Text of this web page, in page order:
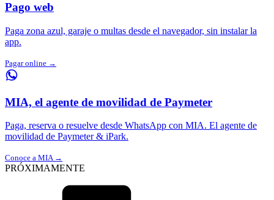
Pago web
Paga zona azul, garaje o multas desde el navegador, sin instalar la
app.
Pagar online →
MIA, el agente de movilidad de Paymeter
Paga, reserva o resuelve desde WhatsApp con MIA. El agente de
movilidad de Paymeter & iPark.
Conoce a MIA →
PRÓXIMAMENTE